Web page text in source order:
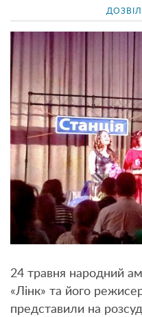
24 травня народний
«Лінк» та його
представили на